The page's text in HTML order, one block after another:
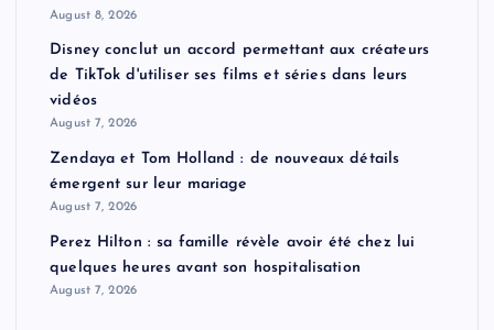
August 8, 2026
Disney conclut un accord permettant aux créateurs
de TikTok d'utiliser ses films et séries dans leurs
vidéos
August 7, 2026
Zendaya et Tom Holland : de nouveaux détails
émergent sur leur mariage
August 7, 2026
Perez Hilton : sa famille révèle avoir été chez lui
quelques heures avant son hospitalisation
August 7, 2026